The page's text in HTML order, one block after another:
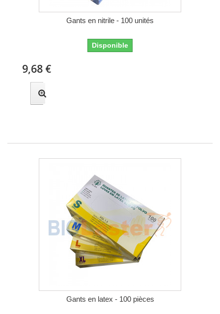
Gants en nitrile - 100 unités
Disponible
9,68 €
Gants en latex - 100 pièces